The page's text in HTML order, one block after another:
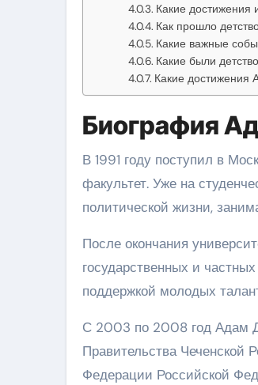
Какие
Как прошло
Какие важные
Какие были
Какие достижения
Биография
В 1991 году поступил в
факультет. Уже на
политической жизни,
После окончания
государственных и
поддержкой молодых
С 2003 по 2008 год Адам
Правительства Чеченской
Федерации Российской